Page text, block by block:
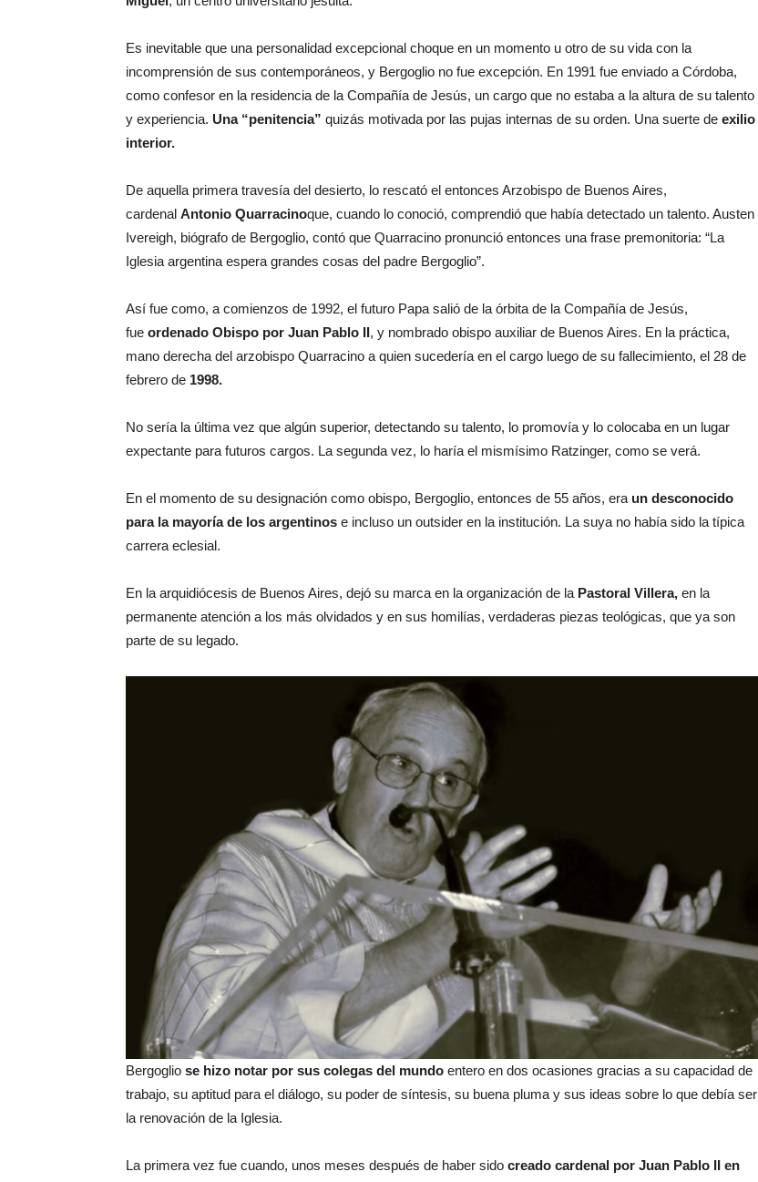
Es inevitable que una personalidad excepcional choque en un momento u otro de su vida con la
incomprensión de sus contemporáneos, y Bergoglio no fue excepción. En 1991 fue enviado a Córdoba,
como confesor en la residencia de la Compañía de Jesús, un cargo que no estaba a la altura de su talento
y experiencia. Una “penitencia” quizás motivada por las pujas internas de su orden. Una suerte de exilio
interior.
De aquella primera travesía del desierto, lo rescató el entonces Arzobispo de Buenos Aires,
cardenal Antonio Quarracinoque, cuando lo conoció, comprendió que había detectado un talento. Austen
Ivereigh, biógrafo de Bergoglio, contó que Quarracino pronunció entonces una frase premonitoria: “La
Iglesia argentina espera grandes cosas del padre Bergoglio”.
Así fue como, a comienzos de 1992, el futuro Papa salió de la órbita de la Compañía de Jesús,
fue ordenado Obispo por Juan Pablo II, y nombrado obispo auxiliar de Buenos Aires. En la práctica,
mano derecha del arzobispo Quarracino a quien sucedería en el cargo luego de su fallecimiento, el 28 de
febrero de 1998.
No sería la última vez que algún superior, detectando su talento, lo promovía y lo colocaba en un lugar
expectante para futuros cargos. La segunda vez, lo haría el mismísimo Ratzinger, como se verá.
En el momento de su designación como obispo, Bergoglio, entonces de 55 años, era un desconocido
para la mayoría de los argentinos e incluso un outsider en la institución. La suya no había sido la típica
carrera eclesial.
En la arquidiócesis de Buenos Aires, dejó su marca en la organización de la Pastoral Villera, en la
permanente atención a los más olvidados y en sus homilías, verdaderas piezas teológicas, que ya son
parte de su legado.
Bergoglio se hizo notar por sus colegas del mundo entero en dos ocasiones gracias a su capacidad de
trabajo, su aptitud para el diálogo, su poder de síntesis, su buena pluma y sus ideas sobre lo que debía ser
la renovación de la Iglesia.
La primera vez fue cuando, unos meses después de haber sido creado cardenal por Juan Pablo II en